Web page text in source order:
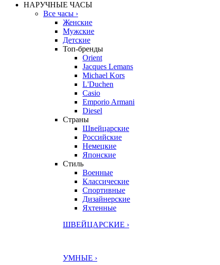
НАРУЧНЫЕ ЧАСЫ
Все часы ›
Женские
Мужские
Детские
Топ-бренды
Orient
Jacques Lemans
Michael Kors
L'Duchen
Casio
Emporio Armani
Diesel
Страны
Швейцарские
Российские
Немецкие
Японские
Стиль
Военные
Классические
Спортивные
Дизайнерские
Яхтенные
ШВЕЙЦАРСКИЕ ›
УМНЫЕ ›